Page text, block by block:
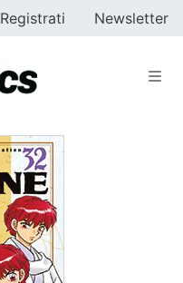
Registrati Newsletter